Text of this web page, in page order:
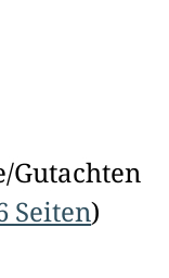
Gutachten
Seiten)